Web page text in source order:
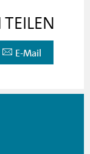
E-Mail